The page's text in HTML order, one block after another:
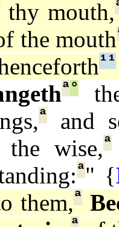
mouth,
the mouth
¹ ¹
ª°
ªand
the wise,ª
ª" {
them,ª